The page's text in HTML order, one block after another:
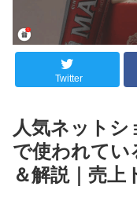
Twitter
人気ネットシ
で使われて
＆解説｜売上